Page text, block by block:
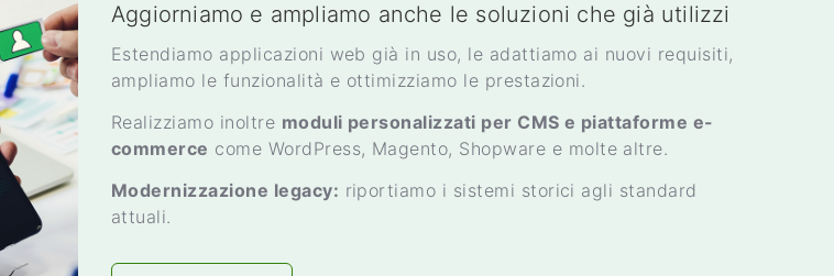
Aggiorniamo e ampliamo anche le soluzioni che già utilizzi
Estendiamo applicazioni web già in uso, le adattiamo ai nuovi requisiti,
ampliamo le funzionalità e ottimizziamo le prestazioni.
Realizziamo inoltre moduli personalizzati per CMS e piattaforme e-
commerce come WordPress, Magento, Shopware e molte altre.
Modernizzazione legacy: riportiamo i sistemi storici agli standard
attuali.